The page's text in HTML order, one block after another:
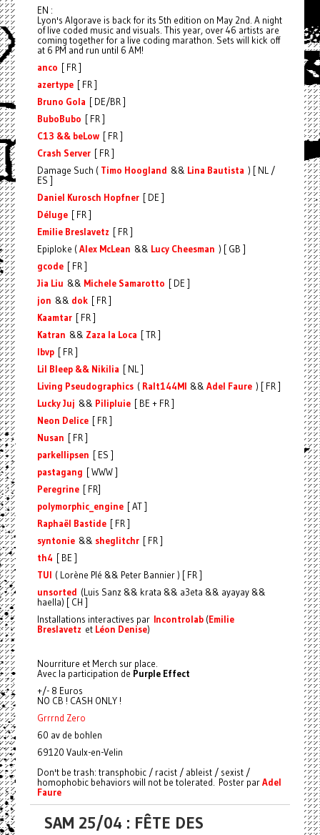
EN :
Lyon's Algorave is back for its 5th edition on May 2nd. A night
of live coded music and visuals. This year, over 46 artists are
coming together for a live coding marathon. Sets will kick off
at 6 PM and run until 6 AM!
anco [ FR ]
azertype[ FR ]
Bruno Gola [ DE/BR ]
BuboBubo [ FR ]
C13 && beLow[ FR ]
Crash Server[ FR ]
Damage Such ( Timo Hoogland && Lina Bautista ) [ NL /
ES ]
Daniel Kurosch Hopfner[ DE ]
Déluge[ FR ]
Emilie Breslavetz [ FR ]
Epiploke (Alex McLean && Lucy Cheesman ) [ GB ]
gcode[ FR ]
Jia Liu && Michele Samarotto [ DE ]
jon && dok[ FR ]
Kaamtar[ FR ]
Katran && Zaza la Loca [ TR ]
lbvp[ FR ]
Lil Bleep && Nikilia [ NL ]
Living Pseudographics( Ralt144MI&& Adel Faure) [ FR ]
Lucky Juj && Pilipluie[ BE + FR ]
Neon Delice[ FR ]
Nusan [ FR ]
parkellipsen [ ES ]
pastagang [ WWW ]
Peregrine[ FR]
polymorphic_engine[ AT ]
Raphaël Bastide[ FR ]
syntonie&& sheglitchr[ FR ]
th4 [ BE ]
TUI( Lorène Plé && Peter Bannier ) [ FR ]
unsorted (Luis Sanz && krata && a3eta && ayayay &&
haella) [ CH ]
Installations interactives par Incontrolab(Emilie
Breslavetz et Léon Denise)
Nourriture et Merch sur place.
Avec la participation de Purple Effect
+/- 8 Euros
NO CB ! CASH ONLY !
Grrrnd Zero
60 av de bohlen
69120 Vaulx-en-Velin
Don't be trash: transphobic / racist / ableist / sexist /
homophobic behaviors will not be tolerated. Poster parAdel
Faure
SAM 25/04 : FÊTE DES